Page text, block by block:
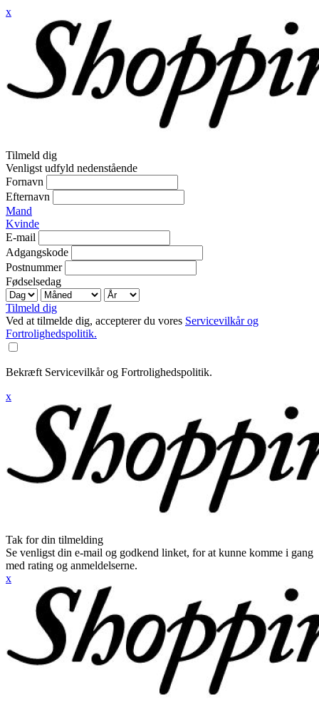
x
Tilmeld dig
Venligst udfyld nedenstående
Fornavn
Efternavn
Mand
Kvinde
E-mail
Adgangskode
Postnummer
Fødselsedag
Tilmeld dig
Ved at tilmelde dig, accepterer du vores Servicevilkår og
Fortrolighedspolitik.
Bekræft Servicevilkår og Fortrolighedspolitik.
x
Tak for din tilmelding
Se venligst din e-mail og godkend linket, for at kunne komme i gang
med rating og anmeldelserne.
x